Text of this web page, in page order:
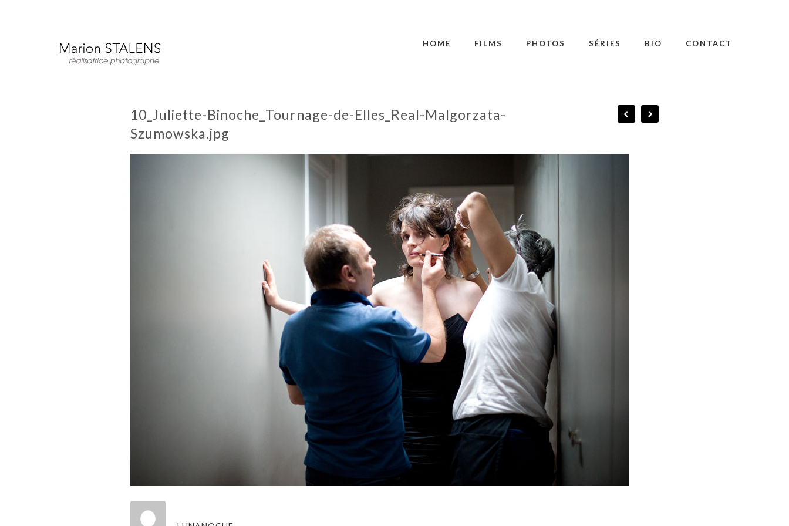
HOME FILMS PHOTOS SÉRIES BIO CONTACT
10_Juliette-Binoche_Tournage-de-Elles_Real-Malgorzata-
Szumowska.jpg